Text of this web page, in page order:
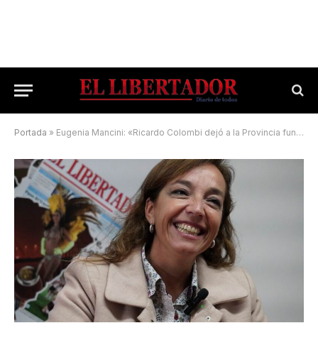
Portada » Eugenia Mancini: «Ricardo Colombi dejó a la Provincia funcionando y hoy se ha retrocedido»